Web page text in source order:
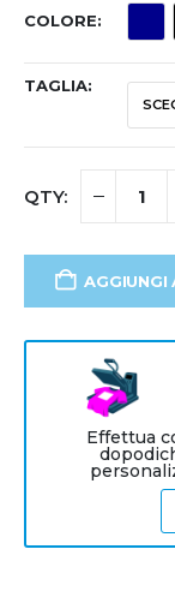
COLORE
TAGLIA
AGGIUNGI
Effettua